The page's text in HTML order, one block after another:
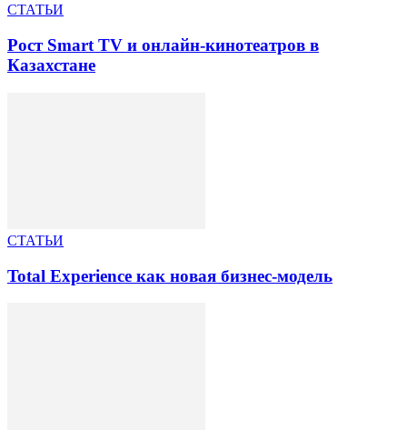
СТАТЬИ
Рост Smart TV и онлайн-кинотеатров в
Казахстане
СТАТЬИ
Total Experience как новая бизнес-модель